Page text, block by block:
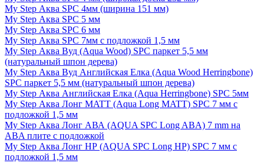
My Step Аква SPC 4мм (ширина 151 мм)
My Step Аква SPC 5 мм
My Step Аква SPC 6 мм
My Step Аква SPC 7мм c подложкой 1,5 мм
My Step Аква Вуд (Aqua Wood) SPC паркет 5,5 мм
(натуральный шпон дерева)
My Step Аква Вуд Английская Елка (Aqua Wood Herringbone)
SPC паркет 5,5 мм (натуральный шпон дерева)
My Step Аква Английская Елка (Aqua Herringbone) SPC 5мм
My Step Аква Лонг MATT (Aqua Long MATT) SPC 7 мм с
подложкой 1,5 мм
My Step Аква Лонг АВА (AQUA SPC Long ABA) 7 mm на
ABA плите с подложкой
My Step Аква Лонг НР (AQUA SPC Long HP) SPC 7 мм с
подложкой 1,5 мм